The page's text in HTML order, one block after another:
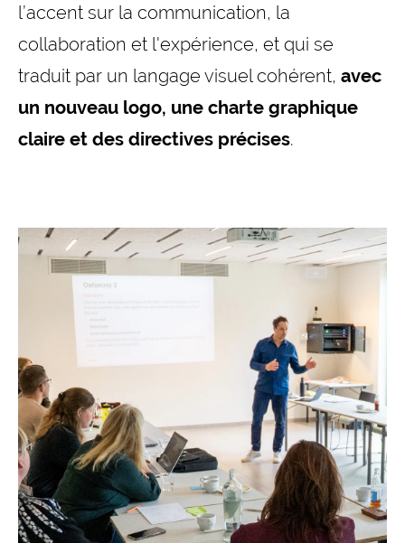
l’accent sur la communication, la
collaboration et l'expérience, et qui se
traduit par un langage visuel cohérent, avec
un nouveau logo, une charte graphique
claire et des directives précises.